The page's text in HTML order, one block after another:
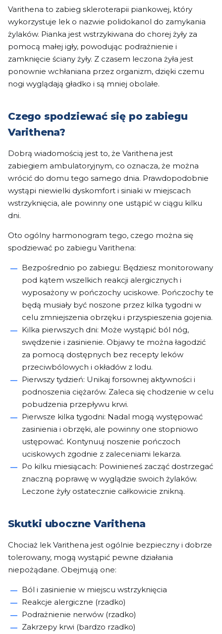
Varithena to zabieg skleroterapii piankowej, który
wykorzystuje lek o nazwie polidokanol do zamykania
żylaków. Pianka jest wstrzykiwana do chorej żyły za
pomocą małej igły, powodując podrażnienie i
zamknięcie ściany żyły. Z czasem leczona żyła jest
ponownie wchłaniana przez organizm, dzięki czemu
nogi wyglądają gładko i są mniej obolałe.
Czego spodziewać się po zabiegu
Varithena?
Dobrą wiadomością jest to, że Varithena jest
zabiegiem ambulatoryjnym, co oznacza, że można
wrócić do domu tego samego dnia. Prawdopodobnie
wystąpi niewielki dyskomfort i siniaki w miejscach
wstrzyknięcia, ale powinny one ustąpić w ciągu kilku
dni.
Oto ogólny harmonogram tego, czego można się
spodziewać po zabiegu Varithena:
Bezpośrednio po zabiegu: Będziesz monitorowany
pod kątem wszelkich reakcji alergicznych i
wyposażony w pończochy uciskowe. Pończochy te
będą musiały być noszone przez kilka tygodni w
celu zmniejszenia obrzęku i przyspieszenia gojenia.
Kilka pierwszych dni: Może wystąpić ból nóg,
swędzenie i zasinienie. Objawy te można łagodzić
za pomocą dostępnych bez recepty leków
przeciwbólowych i okładów z lodu.
Pierwszy tydzień: Unikaj forsownej aktywności i
podnoszenia ciężarów. Zaleca się chodzenie w celu
pobudzenia przepływu krwi.
Pierwsze kilka tygodni: Nadal mogą występować
zasinienia i obrzęki, ale powinny one stopniowo
ustępować. Kontynuuj noszenie pończoch
uciskowych zgodnie z zaleceniami lekarza.
Po kilku miesiącach: Powinieneś zacząć dostrzegać
znaczną poprawę w wyglądzie swoich żylaków.
Leczone żyły ostatecznie całkowicie znikną.
Skutki uboczne Varithena
Chociaż lek Varithena jest ogólnie bezpieczny i dobrze
tolerowany, mogą wystąpić pewne działania
niepożądane. Obejmują one:
Ból i zasinienie w miejscu wstrzyknięcia
Reakcje alergiczne (rzadko)
Podrażnienie nerwów (rzadko)
Zakrzepy krwi (bardzo rzadko)